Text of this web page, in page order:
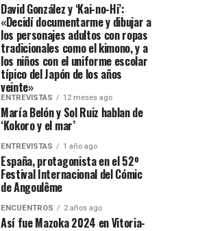
David González y ‘Kai-no-Hi’:
«Decidí documentarme y dibujar a
los personajes adultos con ropas
tradicionales como el kimono, y a
los niños con el uniforme escolar
típico del Japón de los años
veinte»
ENTREVISTAS 12 meses ago
María Belón y Sol Ruiz hablan de
‘Kokoro y el mar’
ENTREVISTAS 1 año ago
España, protagonista en el 52º
Festival Internacional del Cómic
de Angoulême
ENCUENTROS 2 años ago
Así fue Mazoka 2024 en Vitoria-